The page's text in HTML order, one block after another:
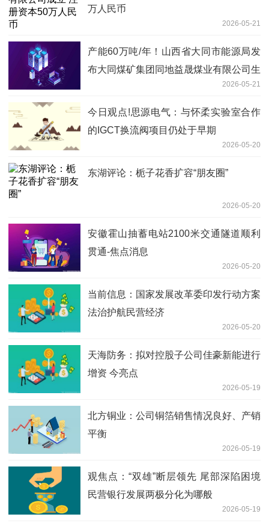
万人民币
2026-05-21
产能60万吨/年！山西省大同市能源局发
布大同煤矿集团同地益晟煤业有限公司生
2026-05-21
今日观点!思源电气：与怀柔实验室合作
的IGCT换流阀项目仍处于早期
2026-05-20
东湖评论：栀子花香扩容“朋友圈”
2026-05-20
安徽霍山抽蓄电站2100米交通隧道顺利
贯通-焦点消息
2026-05-20
当前信息：国家发展改革委印发行动方案
法治护航民营经济
2026-05-20
天海防务：拟对控股子公司佳豪新能进行
增资 今亮点
2026-05-19
北方铜业：公司铜箔销售情况良好、产销
平衡
2026-05-19
观焦点：“双雄”断层领先 尾部深陷困境
民营银行发展两极分化为哪般
2026-05-19